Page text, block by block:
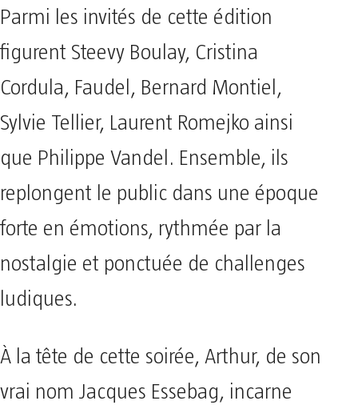
Parmi les invités de cette édition
figurent Steevy Boulay, Cristina
Cordula, Faudel, Bernard Montiel,
Sylvie Tellier, Laurent Romejko ainsi
que Philippe Vandel. Ensemble, ils
replongent le public dans une époque
forte en émotions, rythmée par la
nostalgie et ponctuée de challenges
ludiques.
À la tête de cette soirée, Arthur, de son
vrai nom Jacques Essebag, incarne